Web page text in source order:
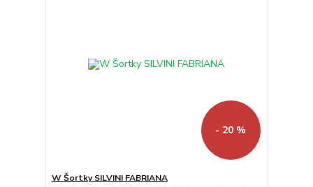
- 20 %
W Šortky SILVINI FABRIANA